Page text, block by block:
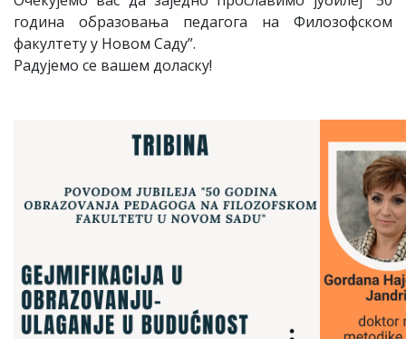
година образовања педагога на Филозофском
факултету у Новом Саду”.
Радујемо се вашем доласку!